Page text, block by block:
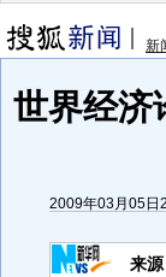
新
世界经济
2009年03月05日
来